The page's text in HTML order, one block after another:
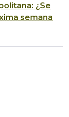
¿Se
semana